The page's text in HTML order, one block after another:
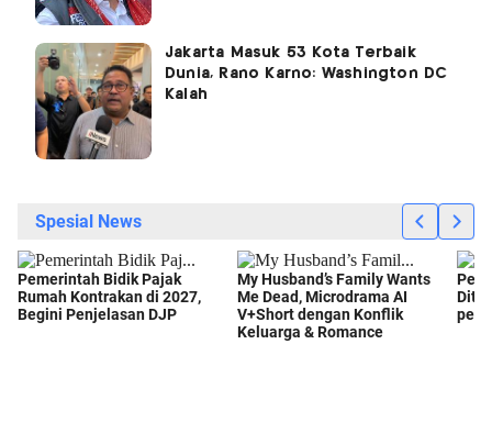
Jakarta Masuk 53 Kota Terbaik
Dunia, Rano Karno: Washington DC
Kalah